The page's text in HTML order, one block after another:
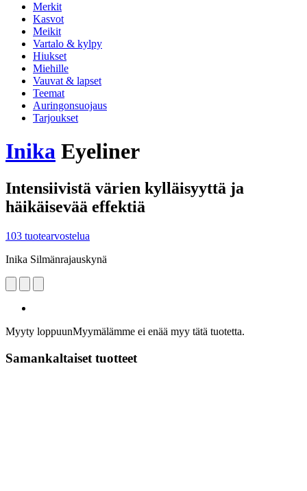
Merkit
Kasvot
Meikit
Vartalo & kylpy
Hiukset
Miehille
Vauvat & lapset
Teemat
Auringonsuojaus
Tarjoukset
Inika Eyeliner
Intensiivistä värien kylläisyyttä ja
häikäisevää effektiä
103 tuotearvostelua
Inika Silmänrajauskynä
Myyty loppuunMyymälämme ei enää myy tätä tuotetta.
Samankaltaiset tuotteet